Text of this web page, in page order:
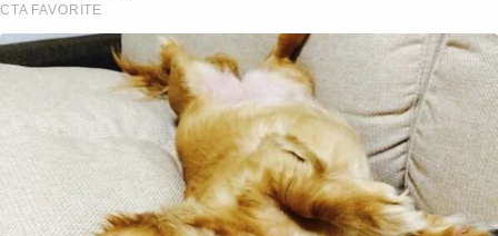
CTA FAVORITE